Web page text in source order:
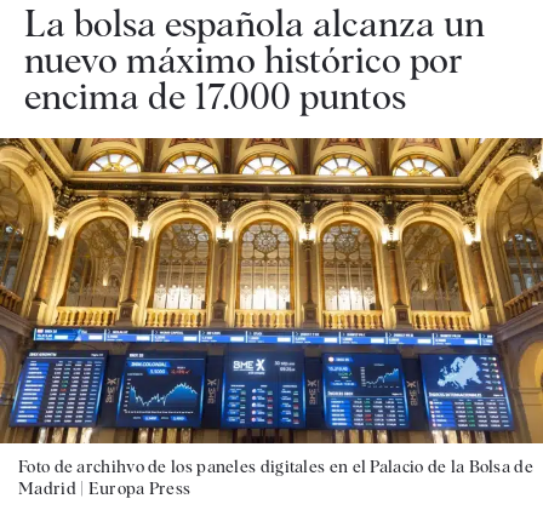
La bolsa española alcanza un
nuevo máximo histórico por
encima de 17.000 puntos
Foto de archihvo de los paneles digitales en el Palacio de la Bolsa de
Madrid | Europa Press